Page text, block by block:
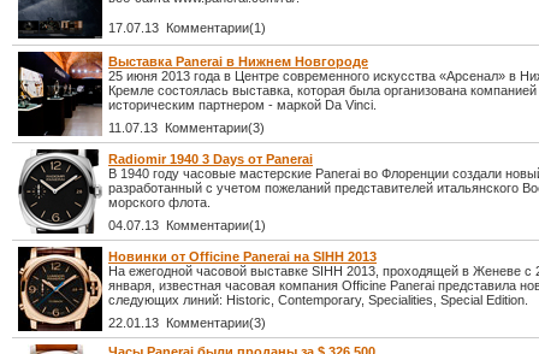
17.07.13 Комментарии(1)
Выставка Panerai в Нижнем Новгороде
25 июня 2013 года в Центре современного искусства «Арсенал» в
Кремле состоялась выставка, которая была организована
историческим партнером - маркой Da Vinci.
11.07.13 Комментарии(3)
Radiomir 1940 3 Days от Panerai
В 1940 году часовые мастерские Panerai во Флоренции создали
разработанный с учетом пожеланий представителей итальянского
морского флота.
04.07.13 Комментарии(1)
Новинки от Officine Panerai на SIHH 2013
На ежегодной часовой выставке SIHH 2013, проходящей в Женеве с
января, известная часовая компания Officine Panerai представила
следующих линий: Historic, Contemporary, Specialities, Special Edition.
22.01.13 Комментарии(3)